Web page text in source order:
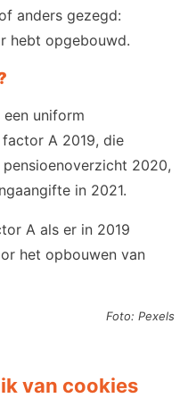
anders gezegd:
hebt opgebouwd.
uniform
A 2019, die
2020,
in 2021.
A als er in 2019
het opbouwen van
Foto: Pexels
van cookies